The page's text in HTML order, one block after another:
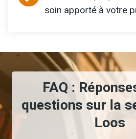
soin apporté à votre
FAQ :
questions sur la
Loos